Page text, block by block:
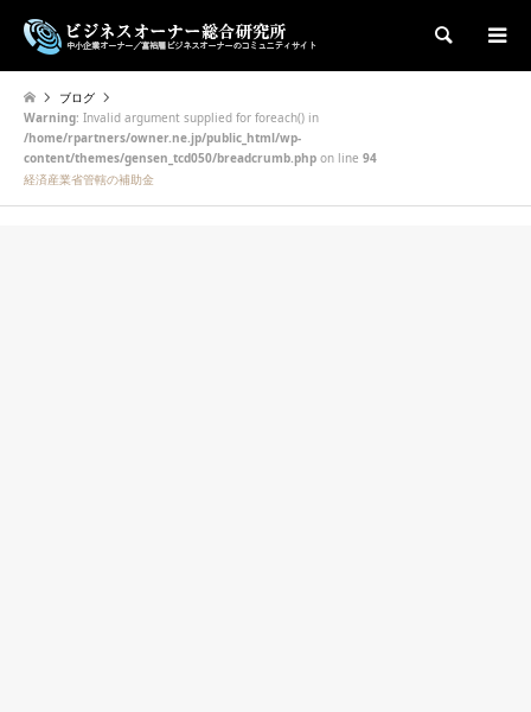
検索
ブログ
Warning: Invalid argument supplied for foreach() in
/home/rpartners/owner.ne.jp/public_html/wp-
content/themes/gensen_tcd050/breadcrumb.php on line 94
経済産業省管轄の補助金